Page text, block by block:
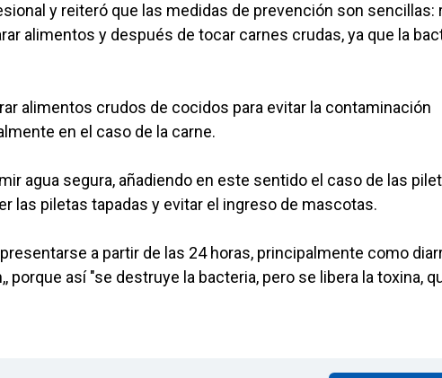
y reiteró que las medidas de prevención son sencillas:
alimentos y después de tocar carnes crudas, ya que la
alimentos crudos de cocidos para evitar la contaminación
en el caso de la carne.
agua segura, añadiendo en este sentido el caso de las
las piletas tapadas y evitar el ingreso de mascotas.
a partir de las 24 horas, principalmente como
así "se destruye la bacteria, pero se libera la toxina,